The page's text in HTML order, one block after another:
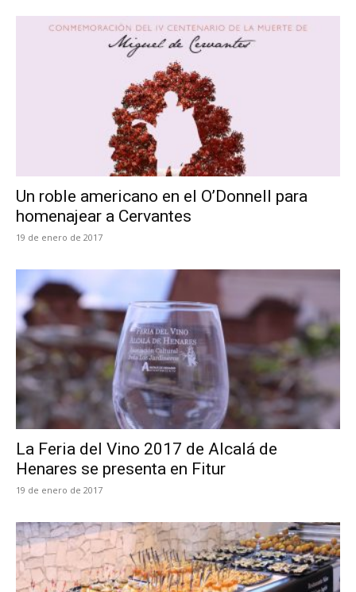
Un roble americano en el O’Donnell para
homenajear a Cervantes
19 de enero de 2017
La Feria del Vino 2017 de Alcalá de
Henares se presenta en Fitur
19 de enero de 2017